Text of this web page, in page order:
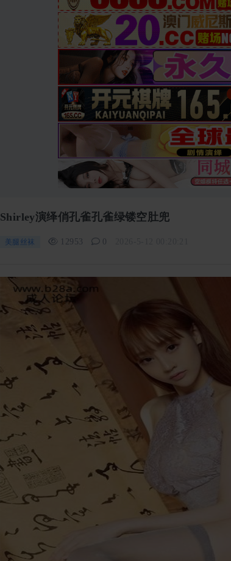
Shirley演绎俏孔雀孔雀绿镂空肚兜
美腿丝袜 12953 0